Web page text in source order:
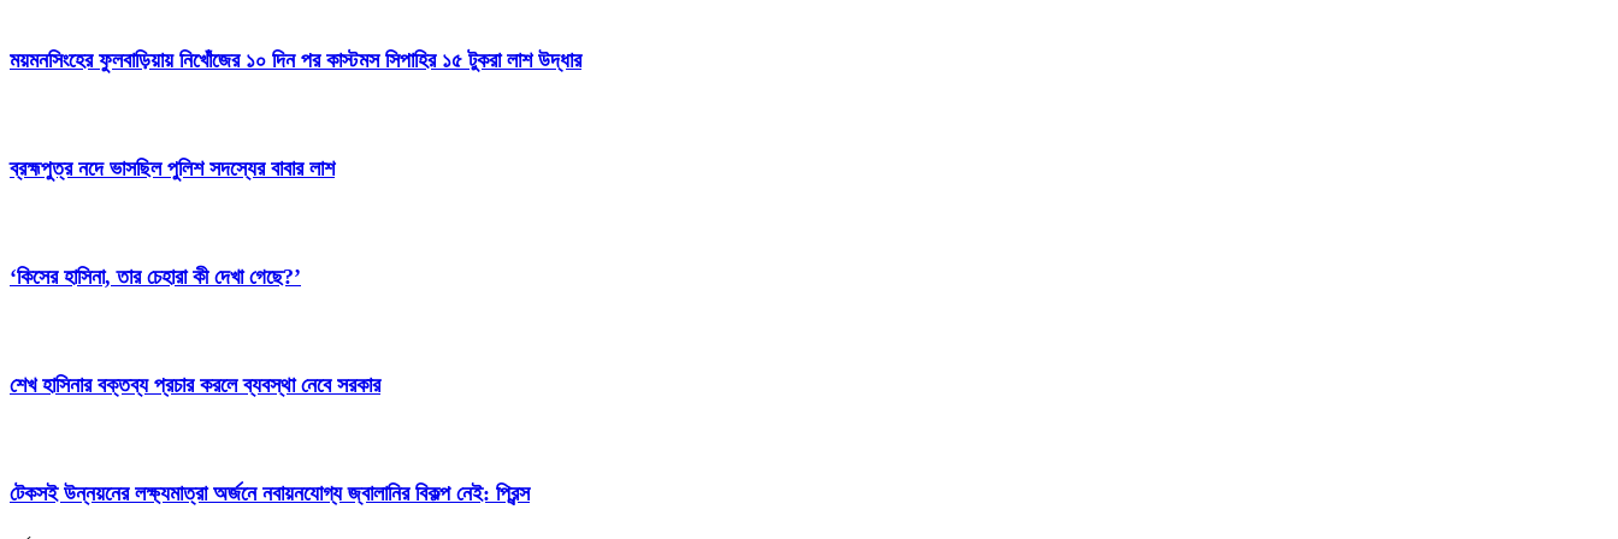
ময়মনসিংহের ফুলবাড়িয়ায় নিখোঁজের ১০ দিন পর কাস্টমস সিপাহির ১৫ টুকরা লাশ উদ্ধার
ব্রহ্মপুত্র নদে ভাসছিল পুলিশ সদস্যের বাবার লাশ
‘কিসের হাসিনা, তার চেহারা কী দেখা গেছে?’
শেখ হাসিনার বক্তব্য প্রচার করলে ব্যবস্থা নেবে সরকার
টেকসই উন্নয়নের লক্ষ্যমাত্রা অর্জনে নবায়নযোগ্য জ্বালানির বিকল্প নেই: প্রিন্স